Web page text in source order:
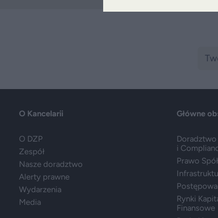
O Kancelarii
O DZP
Zespół
Nasze doradztwo
Alerty prawne
Wydarzenia
Media
Główne
Doradztwo
i
Prawo
Rynki
Finansowe